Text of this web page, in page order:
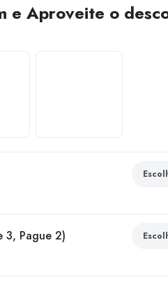
e Aproveite o
3, Pague 2)